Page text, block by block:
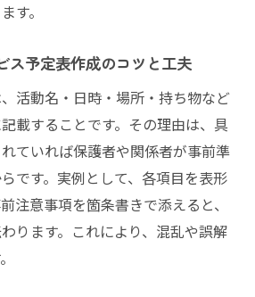
す。
ス予定表作成のコツと工夫
活動名・日時・場所・持ち物など
載することです。その理由は、具
ていれば保護者や関係者が事前準
です。実例として、各項目を表形
注意事項を箇条書きで添えると、
ります。これにより、混乱や誤解